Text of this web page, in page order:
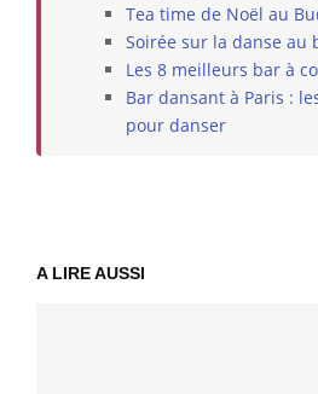
Tea time de Noël au
Soirée sur la danse au
Les 8 meilleurs bar à
Bar dansant à Paris :
pour danser
A LIRE AUSSI